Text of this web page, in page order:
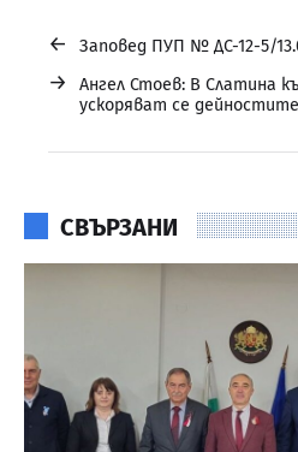
← Заповед ПУП № ДС-12-5/
→
Ангел Стоев: В Слатина
ускоряват се
СВЪРЗАНИ